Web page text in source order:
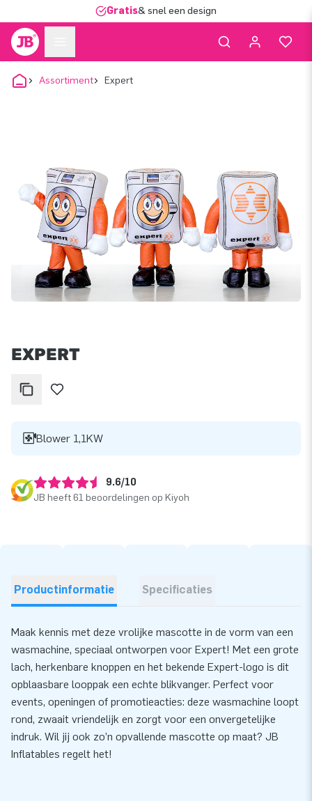
Gratis& snel een design
Assortiment Expert
EXPERT
Blower 1,1KW
9.6/10
JB heeft 61 beoordelingen op Kiyoh
Productinformatie Specificaties
Maak kennis met deze vrolijke mascotte in de vorm van een
wasmachine, speciaal ontworpen voor Expert! Met een grote
lach, herkenbare knoppen en het bekende Expert-logo is dit
opblaasbare looppak een echte blikvanger. Perfect voor
events, openingen of promotieacties: deze wasmachine loopt
rond, zwaait vriendelijk en zorgt voor een onvergetelijke
indruk. Wil jij ook zo’n opvallende mascotte op maat? JB
Inflatables regelt het!